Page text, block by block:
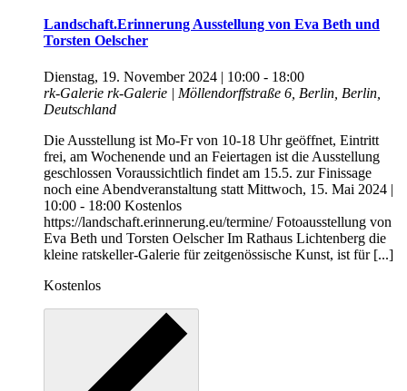
Landschaft.Erinnerung Ausstellung von Eva Beth und
Torsten Oelscher
Dienstag, 19. November 2024 | 10:00 - 18:00
rk-Galerie rk-Galerie | Möllendorffstraße 6, Berlin, Berlin,
Deutschland
Die Ausstellung ist Mo-Fr von 10-18 Uhr geöffnet, Eintritt
frei, am Wochenende und an Feiertagen ist die Ausstellung
geschlossen Voraussichtlich findet am 15.5. zur Finissage
noch eine Abendveranstaltung statt Mittwoch, 15. Mai 2024 |
10:00 - 18:00 Kostenlos
https://landschaft.erinnerung.eu/termine/ Fotoausstellung von
Eva Beth und Torsten Oelscher Im Rathaus Lichtenberg die
kleine ratskeller-Galerie für zeitgenössische Kunst, ist für [...]
Kostenlos